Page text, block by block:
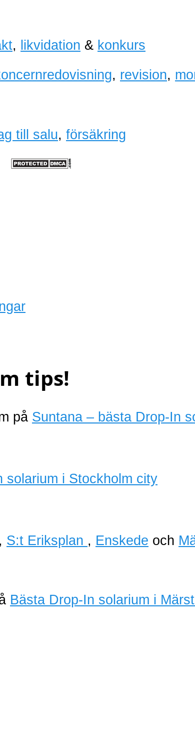
, likvidation & konkurs
, revision,
till salu, försäkring
tips!
på Suntana – bästa Drop-In
, S:t Eriksplan , Enskede och
Bästa Drop-In solarium i